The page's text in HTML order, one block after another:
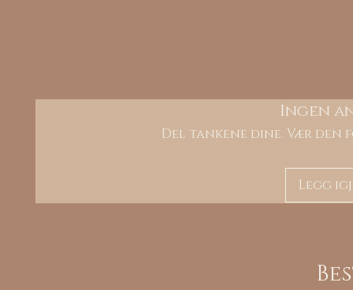
Ingen
Del tankene dine. Vær den
Legg